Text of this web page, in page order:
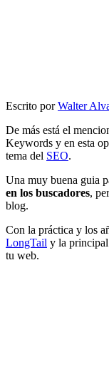
Escrito porWalter
De más está el
Keywords y en esta
tema del SEO.
Una muy buena guia
en los buscadores,
blog.
Con la práctica y los
LongTail y la principal
tu web.